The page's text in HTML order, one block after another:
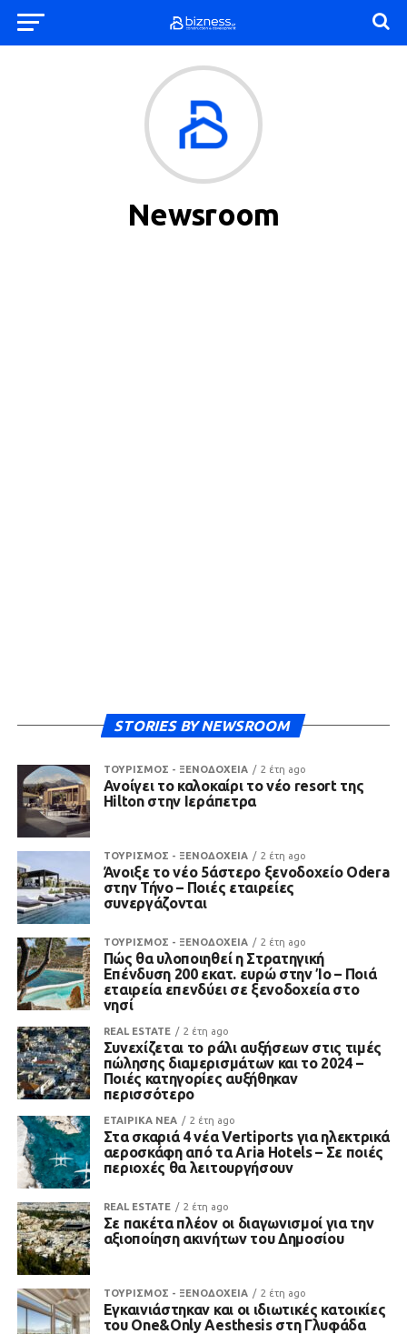
Newsroom
STORIES BY NEWSROOM
ΤΟΥΡΙΣΜΟΣ - ΞΕΝΟΔΟΧΕΙΑ 2 έτη ago
Ανοίγει το καλοκαίρι το νέο resort της
Hilton στην Ιεράπετρα
ΤΟΥΡΙΣΜΟΣ - ΞΕΝΟΔΟΧΕΙΑ 2 έτη ago
Άνοιξε το νέο 5άστερο ξενοδοχείο Odera
στην Τήνο – Ποιές εταιρείες
συνεργάζονται
ΤΟΥΡΙΣΜΟΣ - ΞΕΝΟΔΟΧΕΙΑ 2 έτη ago
Πώς θα υλοποιηθεί η Στρατηγική
Επένδυση 200 εκατ. ευρώ στην Ίο – Ποιά
εταιρεία επενδύει σε ξενοδοχεία στο
νησί
REAL ESTATE 2 έτη ago
Συνεχίζεται το ράλι αυξήσεων στις τιμές
πώλησης διαμερισμάτων και το 2024 –
Ποιές κατηγορίες αυξήθηκαν
περισσότερο
ΕΤΑΙΡΙΚΑ ΝΕΑ 2 έτη ago
Στα σκαριά 4 νέα Vertiports για ηλεκτρικά
αεροσκάφη από τα Aria Hotels – Σε ποιές
περιοχές θα λειτουργήσουν
REAL ESTATE 2 έτη ago
Σε πακέτα πλέον οι διαγωνισμοί για την
αξιοποίηση ακινήτων του Δημοσίου
ΤΟΥΡΙΣΜΟΣ - ΞΕΝΟΔΟΧΕΙΑ 2 έτη ago
Εγκαινιάστηκαν και οι ιδιωτικές κατοικίες
του One&Only Aesthesis στη Γλυφάδα